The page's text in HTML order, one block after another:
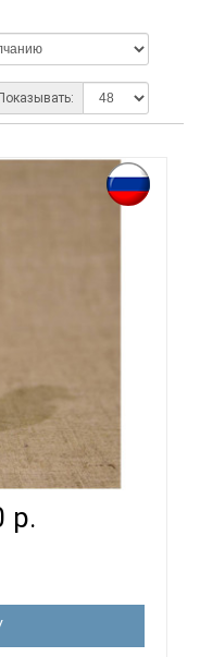
02 - СВИСТУЛЬКА
р.